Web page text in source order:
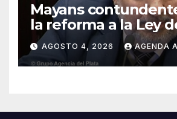
Mayans
la reforma a la Ley
«Esta ley vende el
AGOSTO 4, 2026 AGENDA